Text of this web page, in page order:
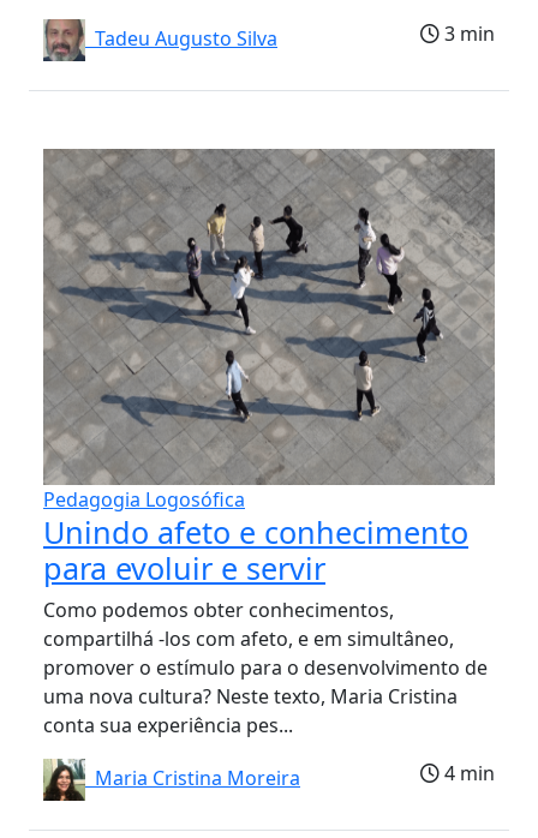
Tadeu Augusto Silva
3 min
Pedagogia Logosófica
Unindo afeto e conhecimento
para evoluir e servir
Como podemos obter conhecimentos,
compartilhá -los com afeto, e em simultâneo,
promover o estímulo para o desenvolvimento de
uma nova cultura? Neste texto, Maria Cristina
conta sua experiência pes...
Maria Cristina Moreira
4 min